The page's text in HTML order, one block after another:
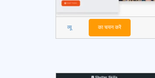
व्यू का चयन करें